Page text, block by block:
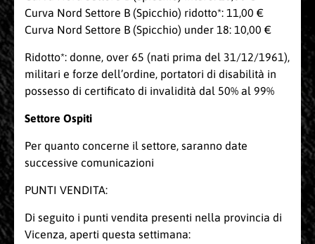
Curva Nord Settore B (Spicchio) ridotto*: 11,00 €
Curva Nord Settore B (Spicchio) under 18: 10,00 €
Ridotto*: donne, over 65 (nati prima del 31/12/1961),
militari e forze dell’ordine, portatori di disabilità in
possesso di certificato di invalidità dal 50% al 99%
Settore Ospiti
Per quanto concerne il settore, saranno date
successive comunicazioni
PUNTI VENDITA:
Di seguito i punti vendita presenti nella provincia di
Vicenza, aperti questa settimana: